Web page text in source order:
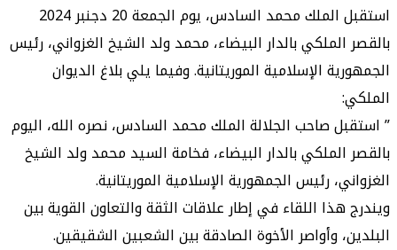
استقبل الملك محمد السادس، يوم الجمعة 20 دجنبر 2024
بالدار البيضاء، محمد ولد الشيخ الغزواني، رئيس
الإسلامية الموريتانية. وفيما يلي بلاغ الديوان
صاحب الجلالة الملك محمد السادس، نصره الله، اليوم
بالدار البيضاء، فخامة السيد محمد ولد الشيخ
رئيس الجمهورية الإسلامية الموريتانية.
اللقاء في إطار علاقات الثقة والتعاون القوية بين
وأواصر الأخوة الصادقة بين الشعبين الشقيقين.